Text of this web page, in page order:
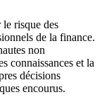
le risque des
de la finance.
non
connaissances et la
décisions
encourus.